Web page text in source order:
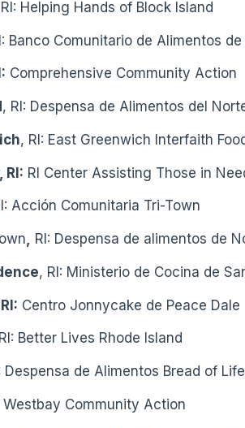
Helping Hands of Block Island
Banco Comunitario de Alimentos
Comprehensive Community Action
, RI: Despensa de Alimentos del
, RI: East Greenwich Interfaith
RI: RI Center Assisting Those in
Acción Comunitaria Tri-Town
, RI: Despensa de alimentos de
, RI: Ministerio de Cocina de
Centro Jonnycake de Peace Dale
RI: Better Lives Rhode Island
Despensa de Alimentos Bread of Life
Westbay Community Action